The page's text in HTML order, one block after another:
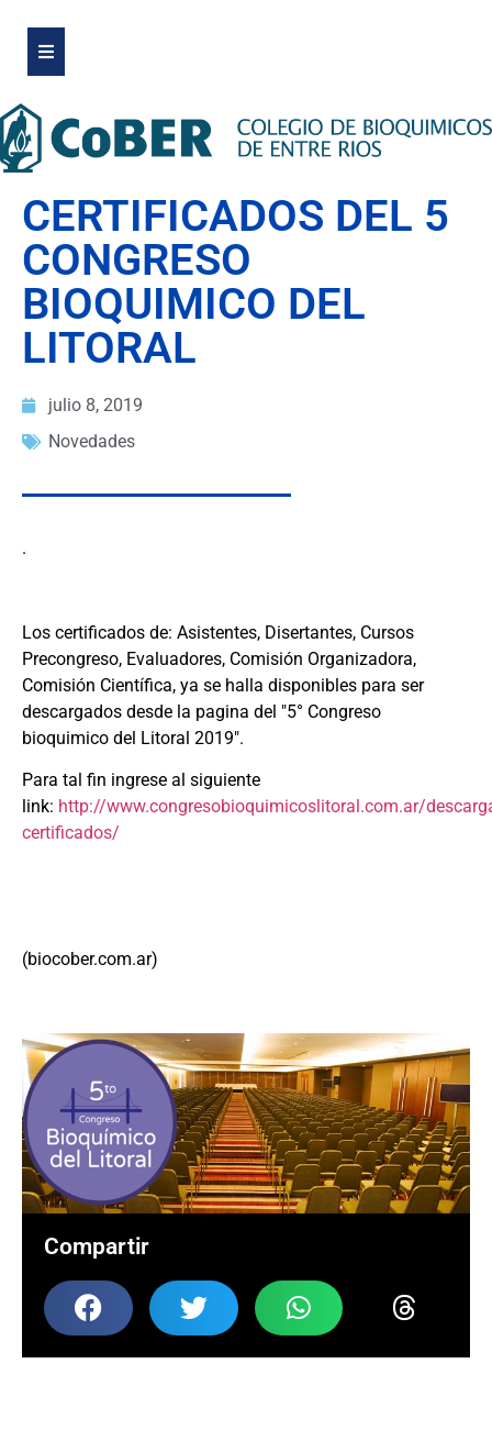
CERTIFICADOS DEL 5
CONGRESO
BIOQUIMICO DEL
LITORAL
julio 8, 2019
Novedades
.
Los certificados de: Asistentes, Disertantes, Cursos
Precongreso, Evaluadores, Comisión Organizadora,
Comisión Científica, ya se halla disponibles para ser
descargados desde la pagina del "5° Congreso
bioquimico del Litoral 2019".
Para tal fin ingrese al siguiente
link: http://www.congresobioquimicoslitoral.com.ar/
certificados/
(biocober.com.ar)
Compartir